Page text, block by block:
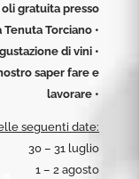
oli gratuita presso
Tenuta Torciano •
di vini •
saper fare e
lavorare •
seguenti date:
30 – 31 luglio
1 – 2 agosto